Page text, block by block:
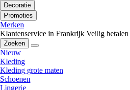
Decoratie
Promoties
Merken
Klantenservice in Frankrijk Veilig betalen
Zoeken
Nieuw
Kleding
Kleding grote maten
Schoenen
Lingerie